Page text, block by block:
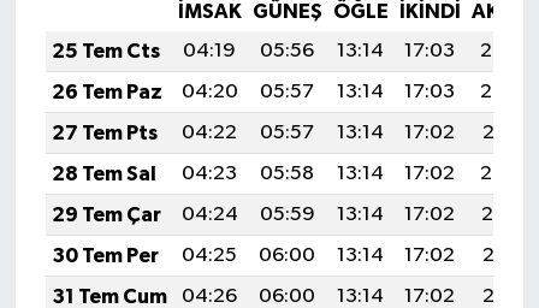
İMSAK GÜNEŞ ÖĞLE İKINDI
25 Tem Cts
04:19 05:56 13:14 17:03
20:22
26 Tem Paz
04:20 05:57 13:14 17:03
20:22
27 Tem Pts
04:22 05:57 13:14 17:02
20:21
28 Tem Sal
04:23 05:58 13:14 17:02
20:20
29 Tem Çar
04:24 05:59 13:14 17:02
20:19
30 Tem Per
04:25 06:00 13:14 17:02
20:18
31 Tem Cum
04:26 06:00 13:14 17:02
20:18